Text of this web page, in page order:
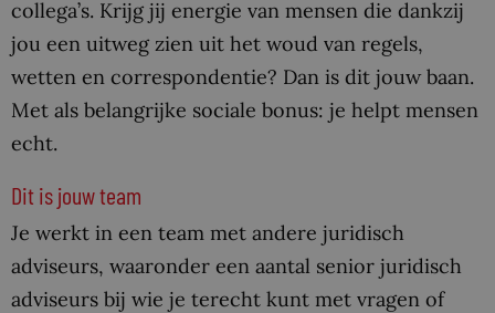
collega’s. Krijg jij energie van mensen die dankzij
jou een uitweg zien uit het woud van regels,
wetten en correspondentie? Dan is dit jouw baan.
Met als belangrijke sociale bonus: je helpt mensen
echt.
Dit is jouw team
Je werkt in een team met andere juridisch
adviseurs, waaronder een aantal senior juridisch
adviseurs bij wie je terecht kunt met vragen of